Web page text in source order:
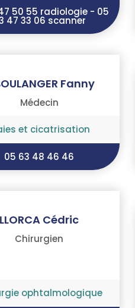
50 55 radiologie - 05
47 33 06 scanner
Fanny
Médecin
et cicatrisation
05 63 48 46 46
LLORCA Cédric
Chirurgien
ophtalmologique